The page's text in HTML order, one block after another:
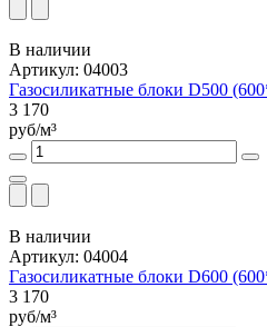
В наличии
Артикул: 04003
Газосиликатные блоки D500
3 170
руб/м³
В наличии
Артикул: 04004
Газосиликатные блоки D600
3 170
руб/м³